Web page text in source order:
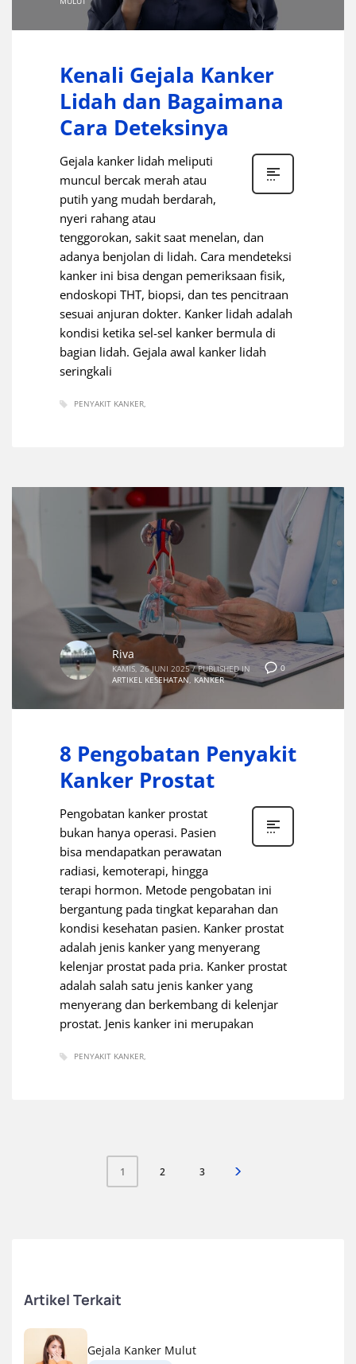
Kenali Gejala Kanker
Lidah dan Bagaimana
Cara Deteksinya
Gejala kanker lidah meliputi
muncul bercak merah atau
putih yang mudah berdarah,
nyeri rahang atau
tenggorokan, sakit saat menelan, dan
adanya benjolan di lidah. Cara mendeteksi
kanker ini bisa dengan pemeriksaan fisik,
endoskopi THT, biopsi, dan tes pencitraan
sesuai anjuran dokter. Kanker lidah adalah
kondisi ketika sel-sel kanker bermula di
bagian lidah. Gejala awal kanker lidah
seringkali
PENYAKIT KANKER
0
Riva
KAMIS, 26 JUNI 2025 / PUBLISHED IN
ARTIKEL KESEHATAN, KANKER
8 Pengobatan Penyakit
Kanker Prostat
Pengobatan kanker prostat
bukan hanya operasi. Pasien
bisa mendapatkan perawatan
radiasi, kemoterapi, hingga
terapi hormon. Metode pengobatan ini
bergantung pada tingkat keparahan dan
kondisi kesehatan pasien. Kanker prostat
adalah jenis kanker yang menyerang
kelenjar prostat pada pria. Kanker prostat
adalah salah satu jenis kanker yang
menyerang dan berkembang di kelenjar
prostat. Jenis kanker ini merupakan
PENYAKIT KANKER
1 2 3
Artikel Terkait
Gejala Kanker Mulut